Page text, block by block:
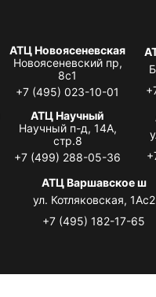
АТЦ Новоясеневская
Новоясеневский пр,
8с1
+7 (495) 023-10-01
АТЦ Научный
Научный п-д, 14А,
стр.8
+7 (499) 288-05-36
АТЦ Варшавское ш
ул. Котляковская, 1Ас2
+7 (495) 182-17-65